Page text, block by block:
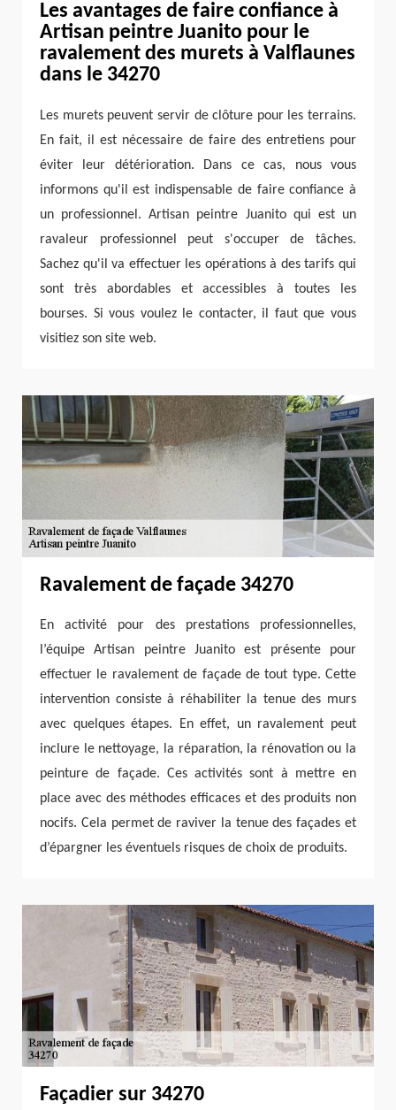
Les avantages de faire confiance à
Artisan peintre Juanito pour le
ravalement des murets à Valflaunes
dans le 34270
Les murets peuvent servir de clôture pour les terrains.
En fait, il est nécessaire de faire des entretiens pour
éviter leur détérioration. Dans ce cas, nous vous
informons qu'il est indispensable de faire confiance à
un professionnel. Artisan peintre Juanito qui est un
ravaleur professionnel peut s'occuper de tâches.
Sachez qu'il va effectuer les opérations à des tarifs qui
sont très abordables et accessibles à toutes les
bourses. Si vous voulez le contacter, il faut que vous
visitiez son site web.
Ravalement de façade 34270
En activité pour des prestations professionnelles,
l’équipe Artisan peintre Juanito est présente pour
effectuer le ravalement de façade de tout type. Cette
intervention consiste à réhabiliter la tenue des murs
avec quelques étapes. En effet, un ravalement peut
inclure le nettoyage, la réparation, la rénovation ou la
peinture de façade. Ces activités sont à mettre en
place avec des méthodes efficaces et des produits non
nocifs. Cela permet de raviver la tenue des façades et
d’épargner les éventuels risques de choix de produits.
Façadier sur 34270